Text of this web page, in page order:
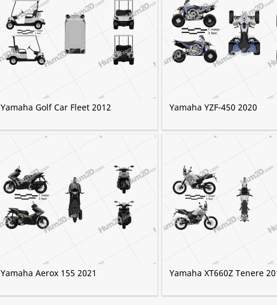
Yamaha Golf Car Fleet 2012 Yamaha YZF-450 2020
Yamaha Aerox 155 2021 Yamaha XT660Z Tenere